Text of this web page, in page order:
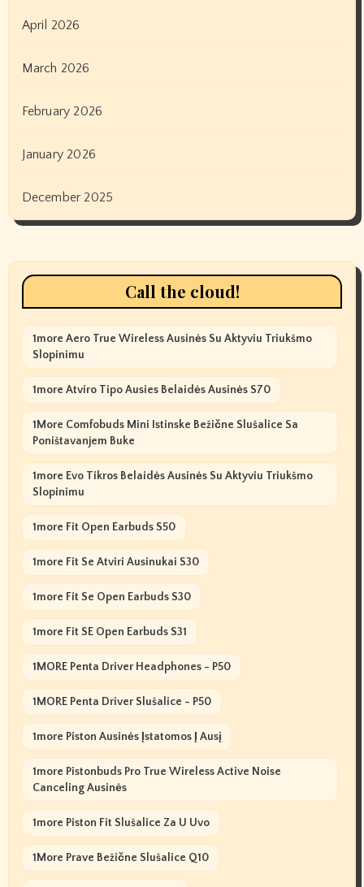
April 2026
March 2026
February 2026
January 2026
December 2025
Call the cloud!
1more Aero True Wireless Ausinės Su Aktyviu Triukšmo
Slopinimu
1more Atviro Tipo Ausies Belaidės Ausinės S70
1More Comfobuds Mini Istinske Bežične Slušalice Sa
Poništavanjem Buke
1more Evo Tikros Belaidės Ausinės Su Aktyviu Triukšmo
Slopinimu
1more Fit Open Earbuds S50
1more Fit Se Atviri Ausinukai S30
1more Fit Se Open Earbuds S30
1more Fit SE Open Earbuds S31
1MORE Penta Driver Headphones - P50
1MORE Penta Driver Slušalice - P50
1more Piston Ausinės Įstatomos Į Ausį
1more Pistonbuds Pro True Wireless Active Noise
Canceling Ausinės
1more Piston Fit Slušalice Za U Uvo
1More Prave Bežične Slušalice Q10